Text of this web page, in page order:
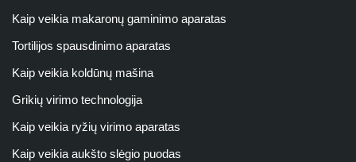
Kaip veikia makaronų gaminimo aparatas
Tortilijos spausdinimo aparatas
Kaip veikia koldūnų mašina
Grikių virimo technologija
Kaip veikia ryžių virimo aparatas
Kaip veikia aukšto slėgio puodas